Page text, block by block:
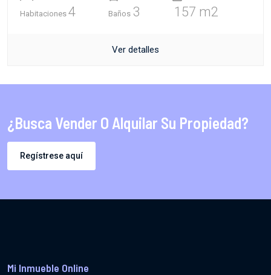
Habitaciones 4 Baños 3 157 m2
Ver detalles
¿Busca Vender O Alquilar Su Propiedad?
Regístrese aquí
Mi Inmueble Online